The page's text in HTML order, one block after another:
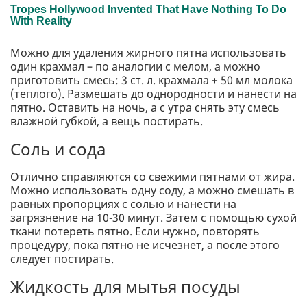
Можно для удаления жирного пятна использовать
один крахмал – по аналогии с мелом, а можно
приготовить смесь: 3 ст. л. крахмала + 50 мл молока
(теплого). Размешать до однородности и нанести на
пятно. Оставить на ночь, а с утра снять эту смесь
влажной губкой, а вещь постирать.
Соль и сода
Отлично справляются со свежими пятнами от жира.
Можно использовать одну соду, а можно смешать в
равных пропорциях с солью и нанести на
загрязнение на 10-30 минут. Затем с помощью сухой
ткани потереть пятно. Если нужно, повторять
процедуру, пока пятно не исчезнет, ​​а после этого
следует постирать.
Жидкость для мытья посуды